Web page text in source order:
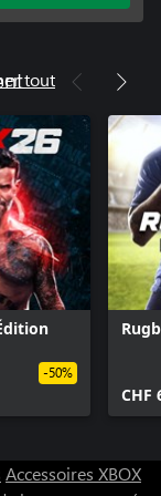
tout
-50%
CHF
Accessoires XBOX